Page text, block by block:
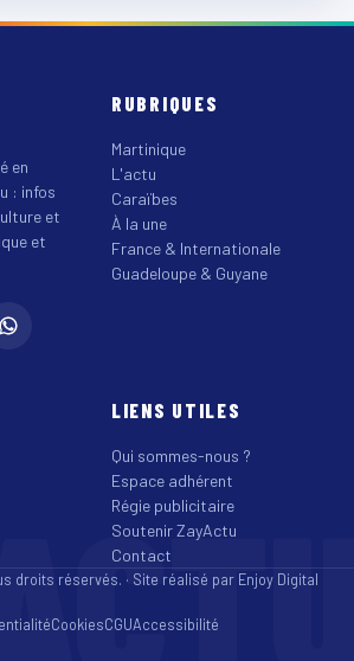
en
: infos
et
et
RUBRIQUES
Martinique
L'actu
Caraïbes
À la une
France & Internationale
Guadeloupe & Guyane
LIENS UTILES
Qui sommes-nous ?
Espace adhérent
Régie publicitaire
Soutenir ZayActu
Contact
droits réservés. · Site réalisé par Enjoy Digital
CookiesCGUAccessibilité